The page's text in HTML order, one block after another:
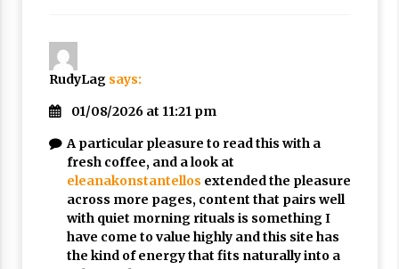
RudyLag says:
01/08/2026 at 11:21 pm
A particular pleasure to read this with a
fresh coffee, and a look at
eleanakonstantellos extended the pleasure
across more pages, content that pairs well
with quiet morning rituals is something I
have come to value highly and this site has
the kind of energy that fits naturally into a